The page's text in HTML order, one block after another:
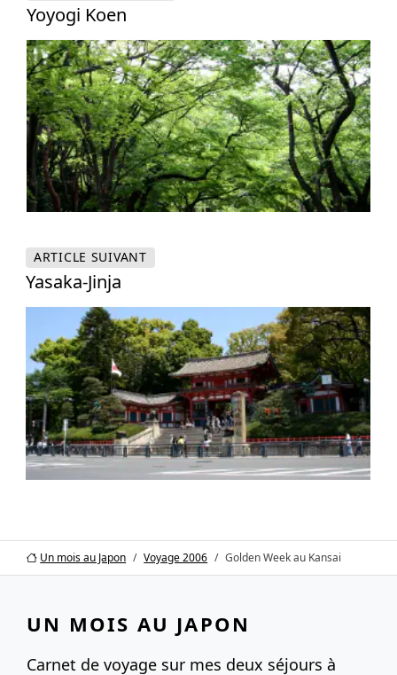
Yoyogi Koen
ARTICLE SUIVANT
Yasaka-Jinja
Un mois au Japon Voyage 2006 Golden Week au Kansai
UN MOIS AU JAPON
Carnet de voyage sur mes deux séjours à